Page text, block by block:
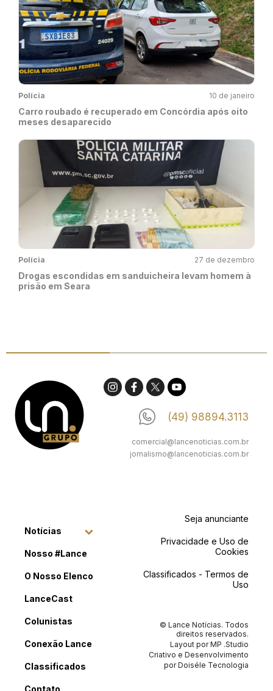
Polícia 10 de janeiro
Carro roubado é recuperado em Concórdia após oito
meses desaparecido
Polícia 27 de dezembro
Drogas escondidas em sanduicheira levam homem à
prisão em Seara
(49) 98894.3113
comercial@lancenoticias.com.br
jornalismo@lancenoticias.com.br
Notícias
Nosso #Lance
O Nosso Elenco
LanceCast
Colunistas
Conexão Lance
Classificados
Seja anunciante
Privacidade e Uso de
Cookies
Classificados - Termos de
Uso
© Lance Notícias. Todos
direitos reservados.
Layout porMP .Studio
Criativo e Desenvolvimento
porDoiséle Tecnologia